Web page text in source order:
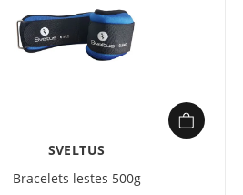
SVELTUS
Bracelets lestes 500g